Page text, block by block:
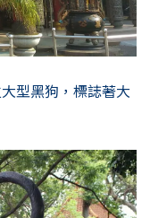
型黑狗，標誌著大